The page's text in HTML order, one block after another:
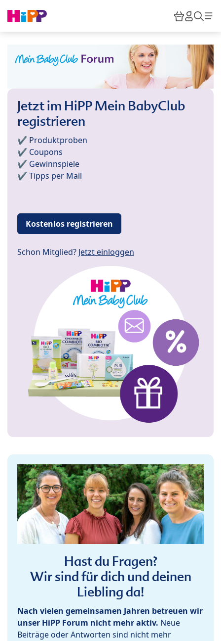
HiPP
Jetzt im HiPP Mein BabyClub
registrieren
✔️ Produktproben
✔️ Coupons
✔️ Gewinnspiele
✔️ Tipps per Mail
Kostenlos registrieren
Schon Mitglied? Jetzt einloggen
Hast du Fragen?
Wir sind für dich und deinen
Liebling da!
Nach vielen gemeinsamen Jahren betreuen wir
unser HiPP Forum nicht mehr aktiv. Neue
Beiträge oder Antworten sind nicht mehr